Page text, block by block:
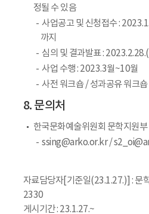
정될 수 있음
사업공고 및 신청접수 :
까지
심의 및 결과발표 :
사업 수행 : 2023.3월~10월
사전 워크숍 / 성과공유 워크
8. 문의처
한국문화예술위원회 문학지원
ssing@arko.or.kr /
자료담당자[기준일(23.1.27.)] : 문
2330
게시기간 : 23.1.27.~